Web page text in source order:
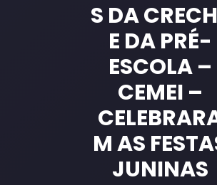
S DA
E DA PRÉ-
ESCOLA –
CEMEI –
M AS
JUNINAS